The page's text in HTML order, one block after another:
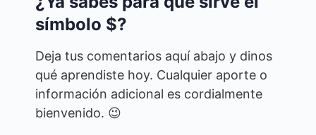
símbolo $?
Deja tus comentarios aquí abajo y dinos
qué aprendiste hoy. Cualquier aporte o
información adicional es cordialmente
bienvenido. 😉